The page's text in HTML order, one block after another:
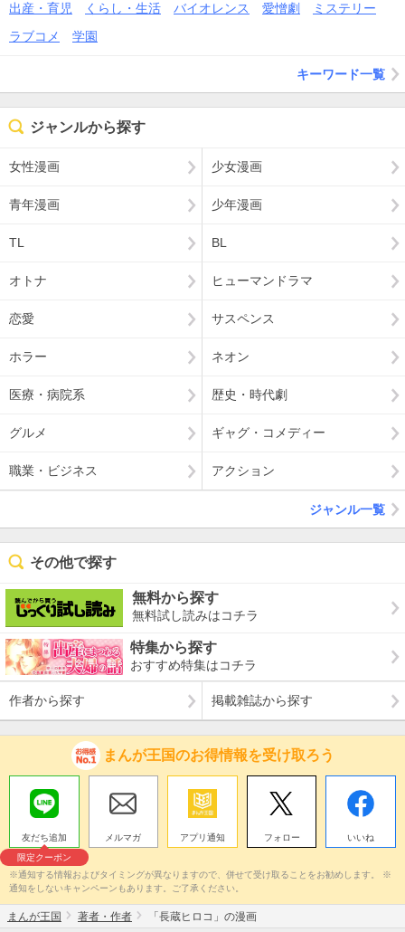
出産・育児 くらし・生活 バイオレンス 愛憎劇
ミステリー
ラブコメ
学園
キーワード一覧
ジャンルから探す
女性漫画 少女漫画
青年漫画 少年漫画
TL BL
オトナ ヒューマンドラマ
恋愛 サスペンス
ホラー ネオン
医療・病院系 歴史・時代劇
グルメ ギャグ・コメディー
職業・ビジネス アクション
ジャンル一覧
その他で探す
無料から探す
無料試し読みはコチラ
特集から探す
おすすめ特集はコチラ
作者から探す 掲載雑誌から探す
まんが王国のお得情報を受け取ろう
友だち追加
限定クーポン
メルマガ アプリ通知 フォロー いいね
※通知する情報およびタイミングが異なりますので、併せて受け取ることをお勧めします。 ※
通知をしないキャンペーンもあります。ご了承ください。
まんが王国 著者・作者 「長蔵ヒロコ」の漫画